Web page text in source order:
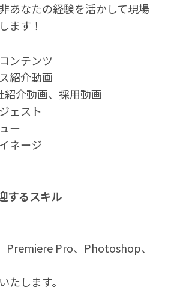
あなたの経験を活かして現場
ます！
ンテンツ
紹介動画
紹介動画、採用動画
ェスト
ー
ネージ
するスキル
Premiere Pro、Photoshop、
たします。